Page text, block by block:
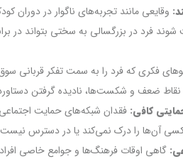
: وقایعی مانند تجربه‌های ناگوار در دوران
فرد در بزرگسالی به سختی بتواند در
فکری که فرد را به سمت تفکر قربانی
ضعف و شکست‌ها، نادیده گرفتن
کافی: فقدان شبکه‌های حمایت
آن‌ها را درک نمی‌کند یا در دسترس نیست
: گاهی اوقات فرهنگ‌ها و جوامع خاصی